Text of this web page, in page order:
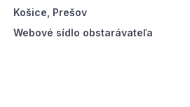
Košice, Prešov
Webové sídlo obstarávateľa